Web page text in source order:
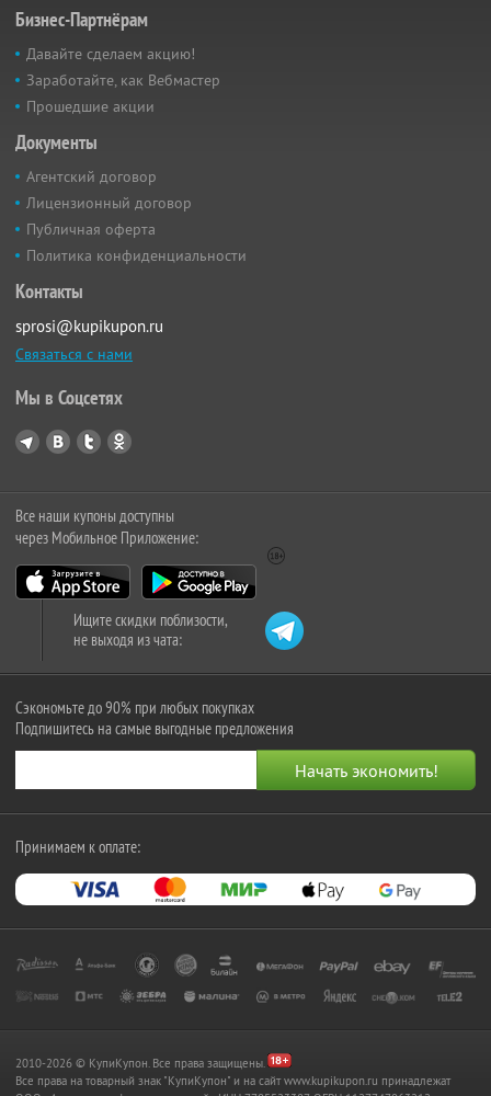
Бизнес-Партнёрам
Давайте сделаем акцию!
Заработайте, как Вебмастер
Прошедшие акции
Документы
Агентский договор
Лицензионный договор
Публичная оферта
Политика конфиденциальности
Контакты
sprosi@kupikupon.ru
Связаться с нами
Мы в Соцсетях
Все наши купоны доступны
через Мобильное Приложение:
Ищите скидки поблизости,
не выходя из чата:
Сэкономьте до 90% при любых покупках
Подпишитесь на самые выгодные предложения
Принимаем к оплате:
2010-2026 © КупиКупон. Все права защищены.
Все права на товарный знак "КупиКупон" и на сайт www.kupikupon.ru принадлежат